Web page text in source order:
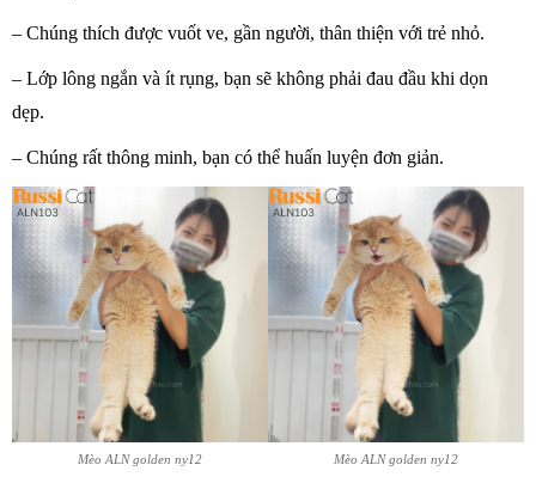
– Chúng thích được vuốt ve, gần người, thân thiện với trẻ nhỏ.
– Lớp lông ngắn và ít rụng, bạn sẽ không phải đau đầu khi dọn
dẹp.
– Chúng rất thông minh, bạn có thể huấn luyện đơn giản.
Mèo ALN golden ny12 Mèo ALN golden ny12